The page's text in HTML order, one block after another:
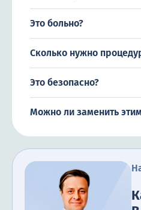
Это больно?
Сколько нужно
Это безопасно?
Можно ли заменить